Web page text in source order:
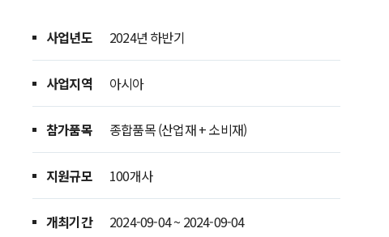
사업년도 2024년 하반기
사업지역 아시아
참가품목 종합품목 (산업재 + 소비재)
지원규모 100개사
개최기간 2024-09-04 ~ 2024-09-04
지원사업공고 지원사업공고